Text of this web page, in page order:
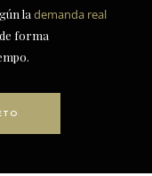
la demanda real
forma